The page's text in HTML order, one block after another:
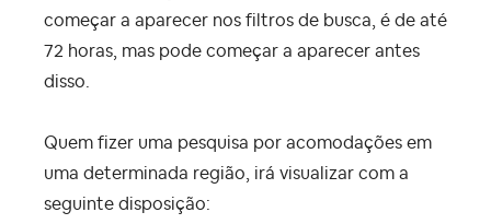
começar a aparecer nos filtros de busca, é de até
72 horas, mas pode começar a aparecer antes
disso.
Quem fizer uma pesquisa por acomodações em
uma determinada região, irá visualizar com a
seguinte disposição: